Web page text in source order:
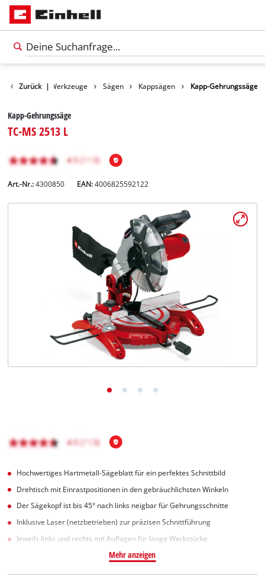
Zurück |
Produkte Werkzeuge Sägen Kappsägen Kapp-Gehrungssäge
Kapp-Gehrungssäge
TC-MS 2513 L
Art.-Nr.: 4300850 EAN:4006825592122
Hochwertiges Hartmetall-Sägeblatt für ein perfektes Schnittbild
Drehtisch mit Einrastpositionen in den gebräuchlichsten Winkeln
Der Sägekopf ist bis 45° nach links neigbar für Gehrungsschnitte
Inklusive Laser (netzbetrieben) zur präzisen Schnittführung
Jeweils links und rechts mit Auflagen für lange Werkstücke
Mehr anzeigen